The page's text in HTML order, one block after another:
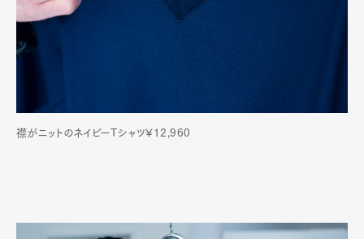
襟がニットのネイビーTシャツ¥12,960